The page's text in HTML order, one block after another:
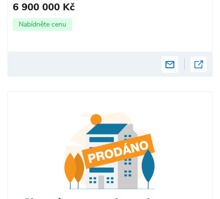
6 900 000 Kč
Nabídněte cenu